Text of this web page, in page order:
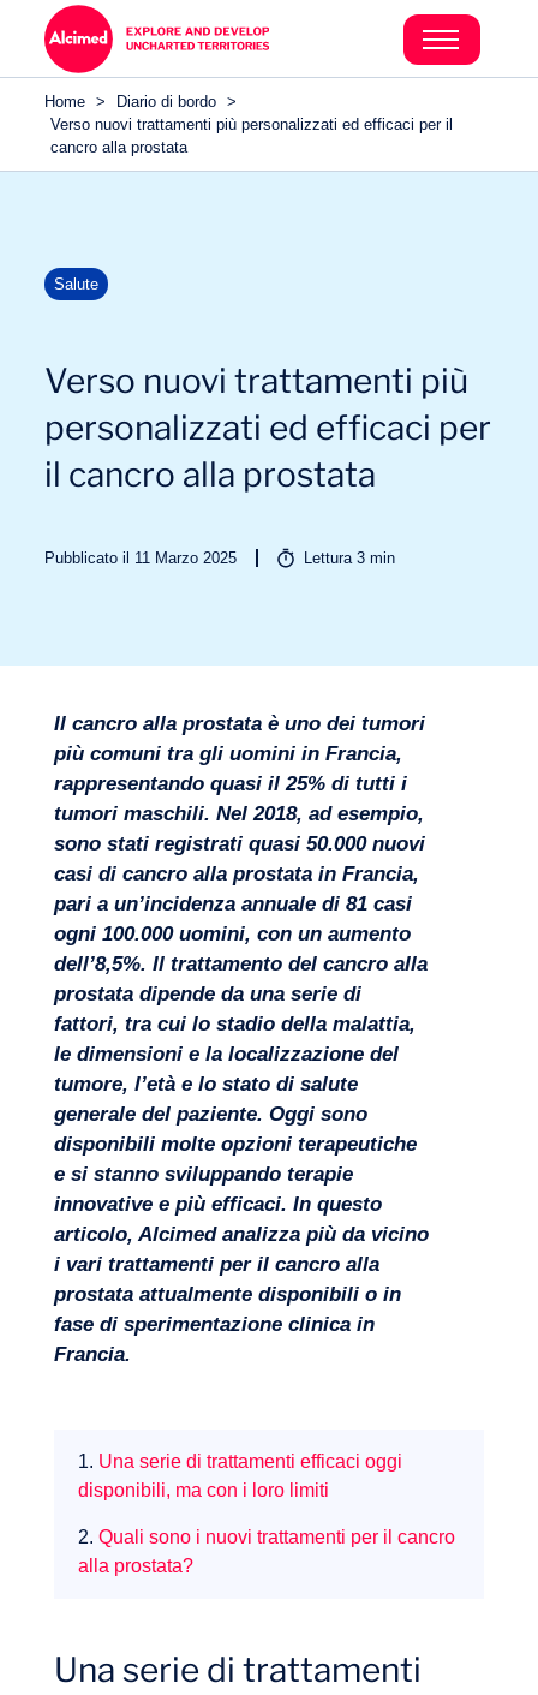
Settori
Progetti
Competenze
Home > Diario di bordo >
Verso nuovi trattamenti più personalizzati ed efficaci per il
cancro alla prostata
Salute
Verso nuovi trattamenti più
personalizzati ed efficaci per
il cancro alla prostata
Pubblicato il 11 Marzo 2025 Lettura3 min
Il cancro alla prostata è uno dei tumori
più comuni tra gli uomini in Francia,
rappresentando quasi il 25% di tutti i
tumori maschili. Nel 2018, ad esempio,
sono stati registrati quasi 50.000 nuovi
casi di cancro alla prostata in Francia,
pari a un’incidenza annuale di 81 casi
ogni 100.000 uomini, con un aumento
dell’8,5%. Il trattamento del cancro alla
prostata dipende da una serie di
fattori, tra cui lo stadio della malattia,
le dimensioni e la localizzazione del
tumore, l’età e lo stato di salute
generale del paziente. Oggi sono
disponibili molte opzioni terapeutiche
e si stanno sviluppando terapie
innovative e più efficaci. In questo
articolo, Alcimed analizza più da vicino
i vari trattamenti per il cancro alla
prostata attualmente disponibili o in
fase di sperimentazione clinica in
Francia.
1. Una serie di trattamenti efficaci oggi
disponibili, ma con i loro limiti
2. Quali sono i nuovi trattamenti per il cancro
alla prostata?
Una serie di trattamenti